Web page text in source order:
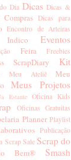
Dia Dicas Dicas &
Dicas para
Encontro de Arteiras
Eventos
Feira Freebies
ScrapDiary
Kit
Meu Ateliê
Meu
Meus Projetos
Estante Oficina Kids
Oficinas Gratuitas
Planner Playlist
Publicação
Scrap Sale Scrap do
Bem® Smash